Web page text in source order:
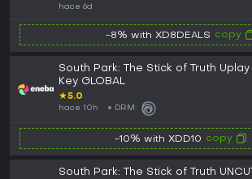
hace 6d
-8% with XD8DEALS copy
South Park: The Stick of Truth Uplay
Key GLOBAL
★5.0
hace 10h DRM:
-10% with XDD10 copy
South Park: The Stick of Truth UNCUT